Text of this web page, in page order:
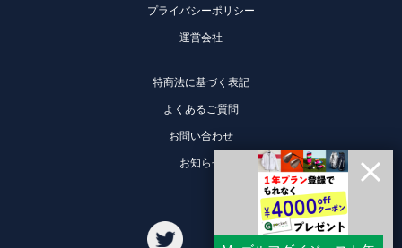
プライバシーポリシー
運営会社
特商法に基づく表記
よくあるご質問
お問い合わせ
お知らせ